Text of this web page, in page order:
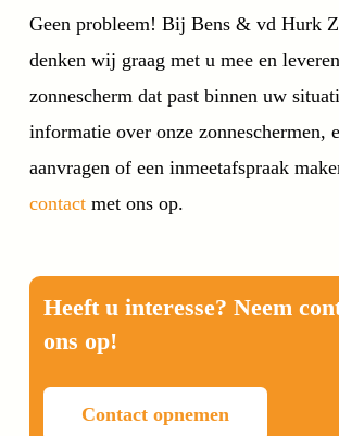
Geen probleem! Bij Bens & vd Hurk
denken wij graag met u mee en
zonnescherm dat past binnen uw
informatie over onze zonneschermen,
aanvragen of een inmeetafspraak
contactmet ons op.
Heeft u interesse? Neem
ons op!
Contact opnemen